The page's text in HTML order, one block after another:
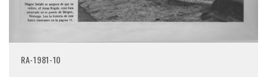
RA-1981-10